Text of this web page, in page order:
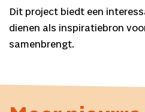
Dit project biedt een
dienen als inspiratiebron
samenbrengt.